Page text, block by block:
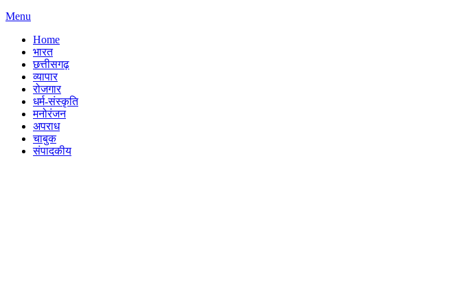
Menu
Home
भारत
छत्तीसगढ़
व्यापार
रोजगार
धर्म-संस्कृति
मनोरंजन
अपराध
चाबुक
संपादकीय